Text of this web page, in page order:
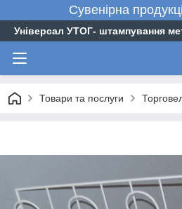
Сувенірна
Універсал УТОГ- штампування
Товари та послуги